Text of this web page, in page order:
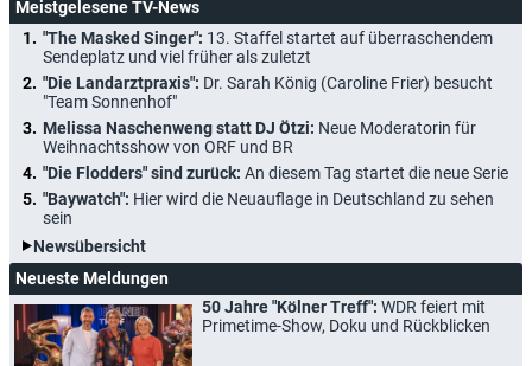
Meistgelesene TV-News
"The Masked Singer": 13. Staffel startet auf überraschendem
Sendeplatz und viel früher als zuletzt
"Die Landarztpraxis": Dr. Sarah König (Caroline Frier) besucht
"Team Sonnenhof"
Melissa Naschenweng statt DJ Ötzi: Neue Moderatorin für
Weihnachtsshow von ORF und BR
"Die Flodders" sind zurück: An diesem Tag startet die neue Serie
"Baywatch": Hier wird die Neuauflage in Deutschland zu sehen
sein
Newsübersicht
Neueste Meldungen
50 Jahre "Kölner Treff": WDR feiert mit
Primetime-Show, Doku und Rückblicken